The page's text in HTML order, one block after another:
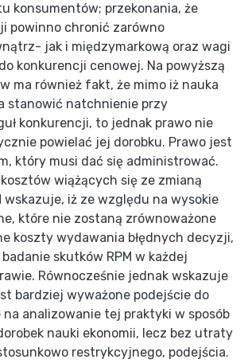
konsumentów; przekonania, że
powinno chronić zarówno
jak i międzymarkową oraz wagi
konkurencji cenowej. Na powyższą
ma również fakt, że mimo iż nauka
stanowić natchnienie przy
konkurencji, to jednak prawo nie
powielać jej dorobku. Prawo jest
który musi dać się administrować.
wiążących się ze zmianą
wskazuje, iż ze względu na wysokie
które nie zostaną zrównoważone
koszty wydawania błędnych decyzji,
skutków RPM w każdej
Równocześnie jednak wskazuje
bardziej wyważone podejście do
na analizowanie tej praktyki w sposób
nauki ekonomii, lecz bez utraty
restrykcyjnego, podejścia.